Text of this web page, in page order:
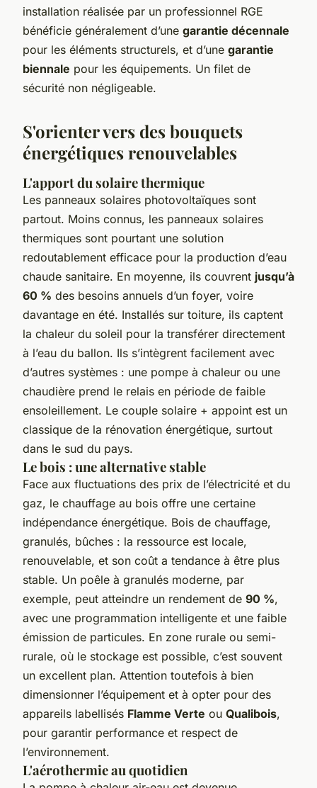
installation réalisée par un professionnel RGE
bénéficie généralement d’une garantie décennale
pour les éléments structurels, et d’une garantie
biennale pour les équipements. Un filet de
sécurité non négligeable.
S'orienter vers des bouquets
énergétiques renouvelables
L'apport du solaire thermique
Les panneaux solaires photovoltaïques sont
partout. Moins connus, les panneaux solaires
thermiques sont pourtant une solution
redoutablement efficace pour la production d’eau
chaude sanitaire. En moyenne, ils couvrent jusqu’à
60 % des besoins annuels d’un foyer, voire
davantage en été. Installés sur toiture, ils captent
la chaleur du soleil pour la transférer directement
à l’eau du ballon. Ils s’intègrent facilement avec
d’autres systèmes : une pompe à chaleur ou une
chaudière prend le relais en période de faible
ensoleillement. Le couple solaire + appoint est un
classique de la rénovation énergétique, surtout
dans le sud du pays.
Le bois : une alternative stable
Face aux fluctuations des prix de l’électricité et du
gaz, le chauffage au bois offre une certaine
indépendance énergétique. Bois de chauffage,
granulés, bûches : la ressource est locale,
renouvelable, et son coût a tendance à être plus
stable. Un poêle à granulés moderne, par
exemple, peut atteindre un rendement de 90 %,
avec une programmation intelligente et une faible
émission de particules. En zone rurale ou semi-
rurale, où le stockage est possible, c’est souvent
un excellent plan. Attention toutefois à bien
dimensionner l’équipement et à opter pour des
appareils labellisés Flamme Verte ou Qualibois,
pour garantir performance et respect de
l’environnement.
L'aérothermie au quotidien